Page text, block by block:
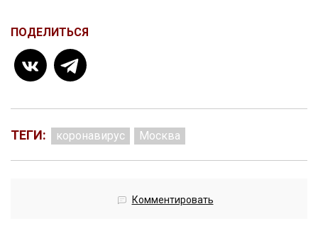
ПОДЕЛИТЬСЯ
ТЕГИ: коронавирус Москва
Комментировать